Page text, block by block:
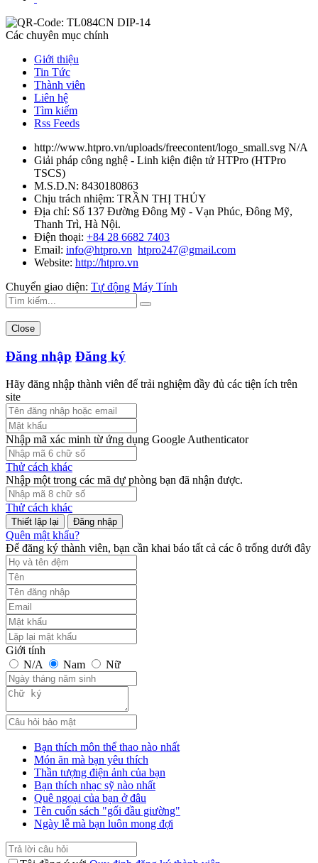
Các chuyên mục chính
Giới thiệu
Tin Tức
Thành viên
Liên hệ
Tìm kiếm
Rss Feeds
http://www.htpro.vn/uploads/freecontent/logo_small.svg N/A
Giải pháp công nghệ - Linh kiện điện tử HTPro (HTPro
TSCS)
M.S.D.N: 8430180863
Chịu trách nhiệm: TRẦN THỊ THỦY
Địa chỉ: Số 137 Đường Đông Mỹ - Vạn Phúc, Đông Mỹ,
Thanh Trì, Hà Nội.
Điện thoại: +84 28 6682 7403
Email: info@htpro.vn htpro247@gmail.com
Website: http://htpro.vn
Chuyển giao diện: Tự động Máy Tính
Close
Đăng nhập Đăng ký
Hãy đăng nhập thành viên để trải nghiệm đầy đủ các tiện ích trên
site
Nhập mã xác minh từ ứng dụng Google Authenticator
Thử cách khác
Nhập một trong các mã dự phòng bạn đã nhận được.
Thử cách khác
Đăng nhập
Quên mật khẩu?
Để đăng ký thành viên, bạn cần khai báo tất cả các ô trống dưới đây
Giới tính
N/A
Nam Nữ
Bạn thích môn thể thao nào nhất
Món ăn mà bạn yêu thích
Thần tượng điện ảnh của bạn
Bạn thích nhạc sỹ nào nhất
Quê ngoại của bạn ở đâu
Tên cuốn sách "gối đầu giường"
Ngày lễ mà bạn luôn mong đợi